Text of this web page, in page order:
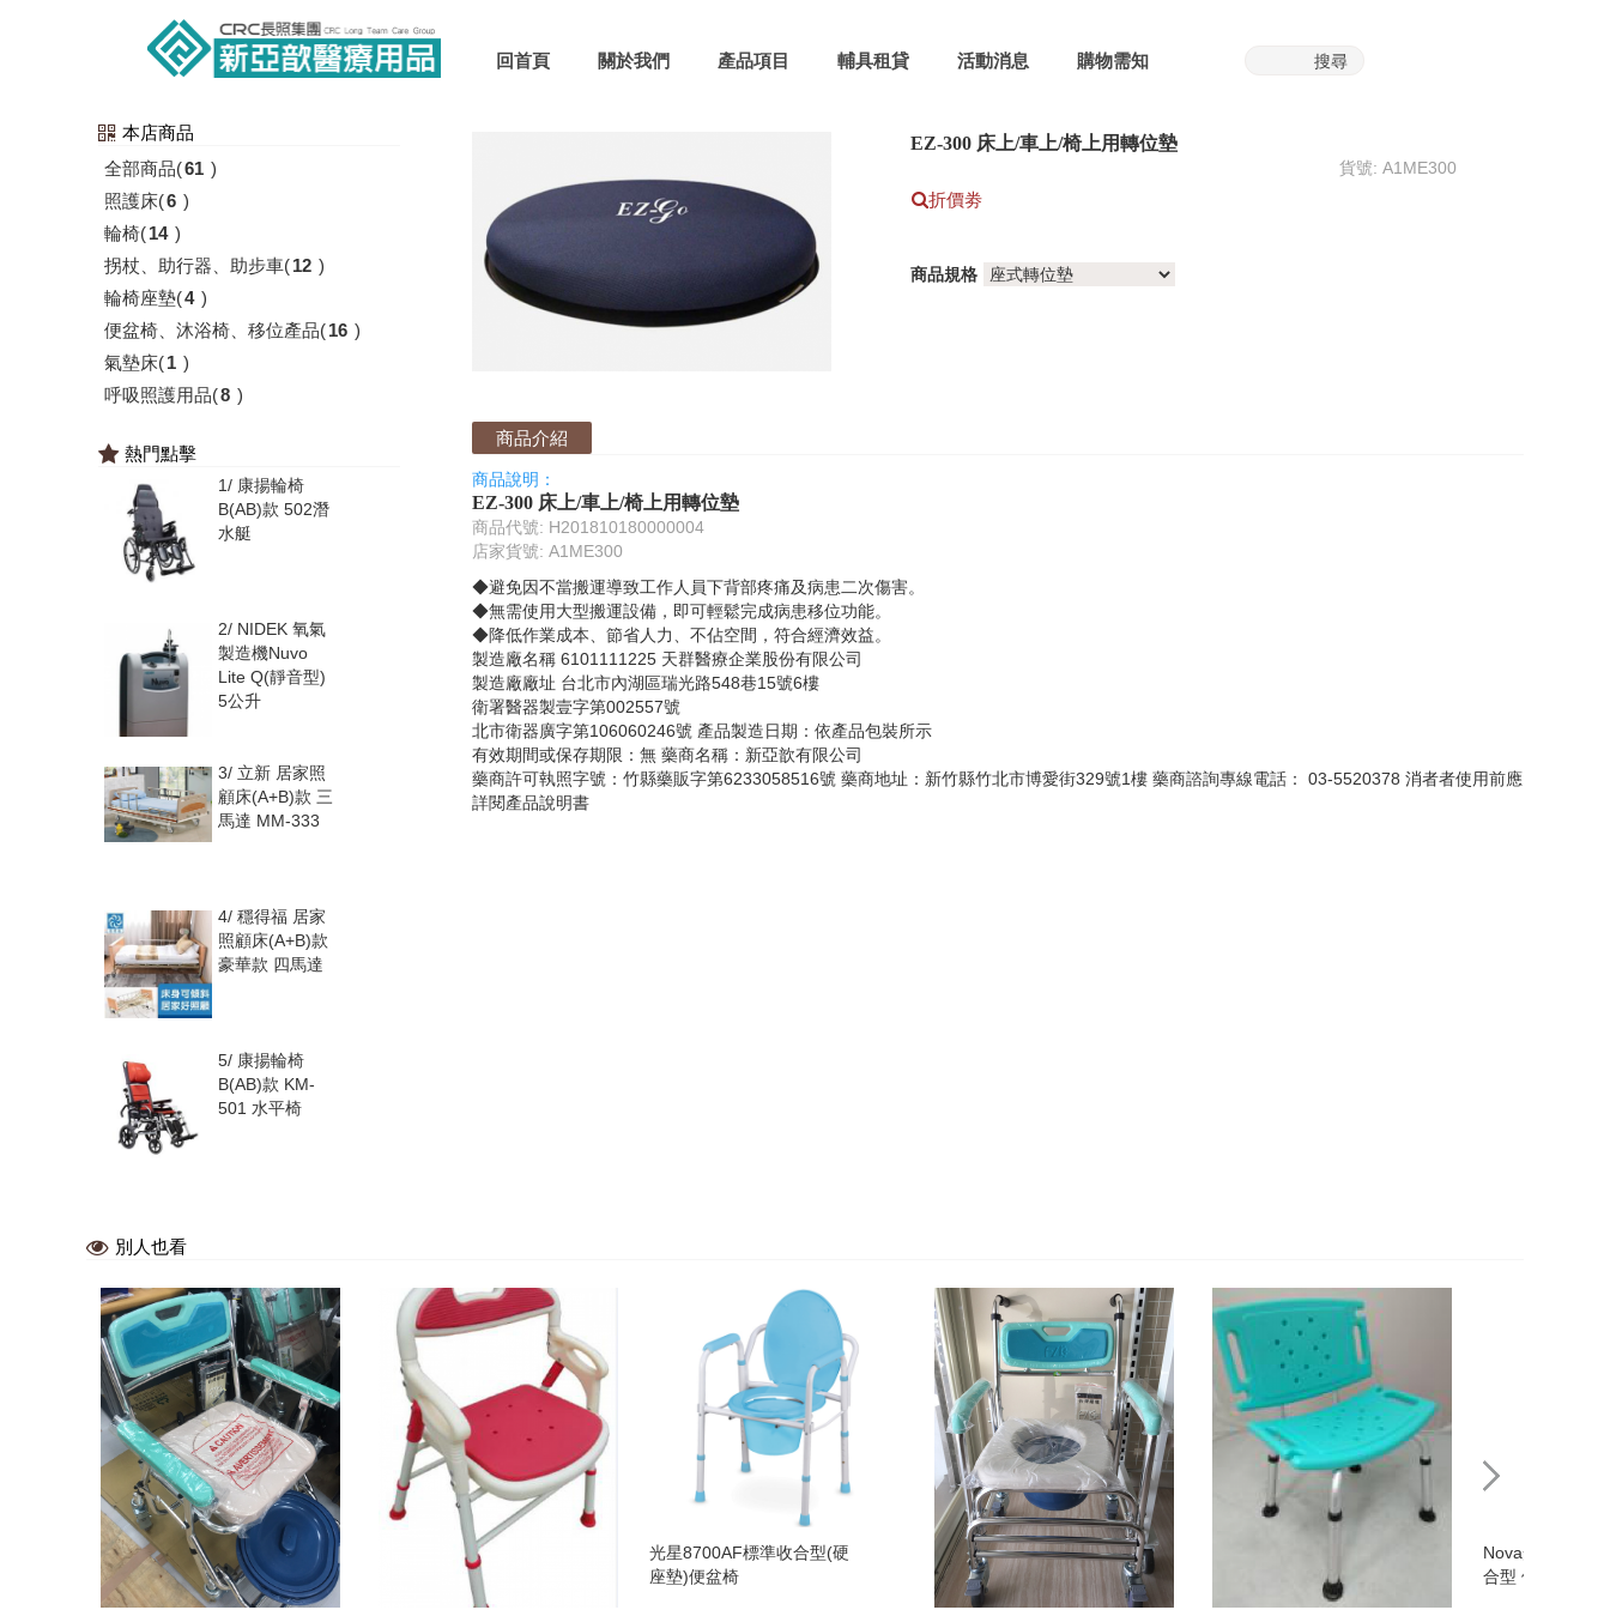
回首頁 關於我們 產品項目 輔具租貸 活動消息 購物需知
本店商品
全部商品(61 )
照護床(6 )
輪椅(14 )
拐杖、助行器、助步車(12 )
輪椅座墊(4 )
便盆椅、沐浴椅、移位產品(16 )
氣墊床(1 )
呼吸照護用品(8 )
熱門點擊
1/ 康揚輪椅
B(AB)款 502潛
水艇
2/ NIDEK 氧氣
製造機Nuvo
Lite Q(靜音型)
5公升
3/ 立新 居家照
顧床(A+B)款 三
馬達 MM-333
4/ 穩得福 居家
照顧床(A+B)款
豪華款 四馬達
5/ 康揚輪椅
B(AB)款 KM-
501 水平椅
EZ-300 床上/車上/椅上用轉位墊
貨號: A1ME300
折價劵
商品規格
商品介紹
商品說明：
EZ-300 床上/車上/椅上用轉位墊
商品代號: H201810180000004
店家貨號: A1ME300
◆避免因不當搬運導致工作人員下背部疼痛及病患二次傷害。
◆無需使用大型搬運設備，即可輕鬆完成病患移位功能。
◆降低作業成本、節省人力、不佔空間，符合經濟效益。
製造廠名稱 6101111225 天群醫療企業股份有限公司
製造廠廠址 台北市內湖區瑞光路548巷15號6樓
衛署醫器製壹字第002557號
北市衛器廣字第106060246號 產品製造日期：依產品包裝所示
有效期間或保存期限：無 藥商名稱：新亞歆有限公司
藥商許可執照字號：竹縣藥販字第6233058516號 藥商地址：新竹縣竹北市博愛街329號1樓 藥商諮詢專線電話： 03-5520378 消者者使用前應
詳閱產品說明書
別人也看
光星8700AF標準收合型(硬
座墊)便盆椅
Nova光星
合型 便盆椅(軟